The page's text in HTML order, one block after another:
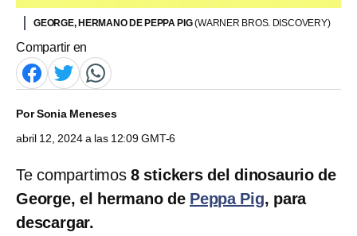
GEORGE, HERMANO DE PEPPA PIG(WARNER BROS. DISCOVERY)
Compartir en
PorSonia Meneses
abril 12, 2024 a las 12:09 GMT-6
Te compartimos8 stickers del dinosaurio de
George, el hermano de Peppa Pig, para
descargar.